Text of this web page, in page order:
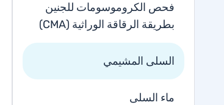
فحص الكروموسومات للجنين
بطريقة الرقاقة الوراثية (CMA)
السلى المشيمي
ماء السلى